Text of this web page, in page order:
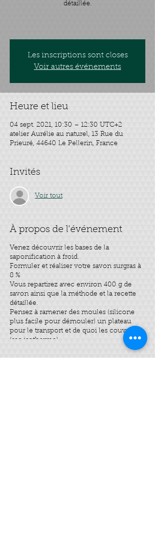
détaillée.
Les inscriptions sont closes
Voir autres événements
Heure et lieu
04 sept. 2021, 10:30 – 12:30 UTC+2
atelier Aurélie au naturel, 13 Rue du
Prieuré, 44640 Le Pellerin, France
Invités
Voir tout
À propos de l'événement
Venez découvrir les bases de la
saponification à froid.
Formuler et réaliser votre savon surgras à
8 %
Vous repartirez avec environ 400 g de
savon ainsi que la méthode et la recette
détaillée.
Pensez à ramener des moules (silicone
plus facile pour démouler) un plateau
pour le transport et de quoi les couvrir
(sac isotherme).